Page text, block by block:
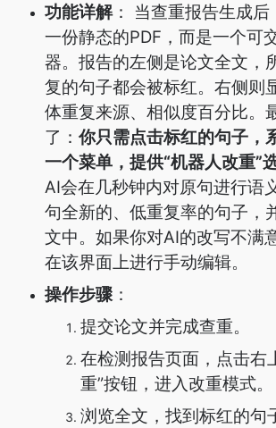
功能详解： 当查重报告生成后
一份静态的PDF，而是一个可
器。报告的左侧是论文全文，
复的句子都会被标红。右侧则
体重复来源、相似度百分比。
了： 你只需点击标红的句子，
一个菜单，提供“机器人改重”
AI会在几秒钟内对原句进行语
句全新的、低重复率的句子，
文中。如果你对AI的改写不满
在该界面上进行手动编辑。
操作步骤：
提交论文并完成查重。
在检测报告页面，点击右
重”按钮，进入改重模式。
浏览全文，找到标红的句